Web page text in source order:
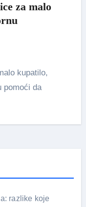
za malo
pomoći da
razlike koje